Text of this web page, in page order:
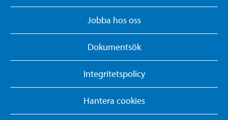
Jobba hos oss
Dokumentsök
Integritetspolicy
Hantera cookies